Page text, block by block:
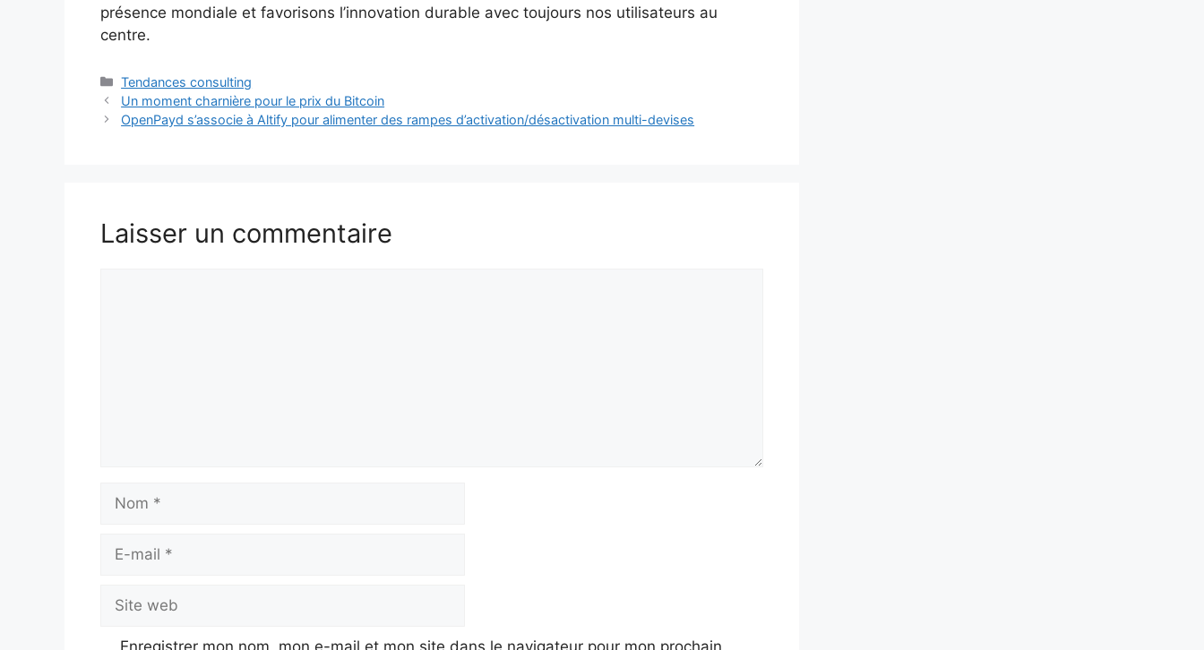
présence mondiale et favorisons l’innovation durable avec toujours nos utilisateurs au
centre.
Catégories
Tendances consulting
Un moment charnière pour le prix du Bitcoin
OpenPayd s’associe à Altify pour alimenter des rampes d’activation/désactivation multi-devises
Laisser un commentaire
mail
web
Enregistrer mon nom, mon e-mail et mon site dans le navigateur pour mon prochain